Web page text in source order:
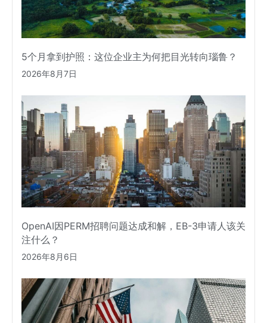
5个月拿到护照：这位企业主为何把目光转向瑙鲁？
2026年8月7日
OpenAI因PERM招聘问题达成和解，EB-3申请人该关
注什么？
2026年8月6日